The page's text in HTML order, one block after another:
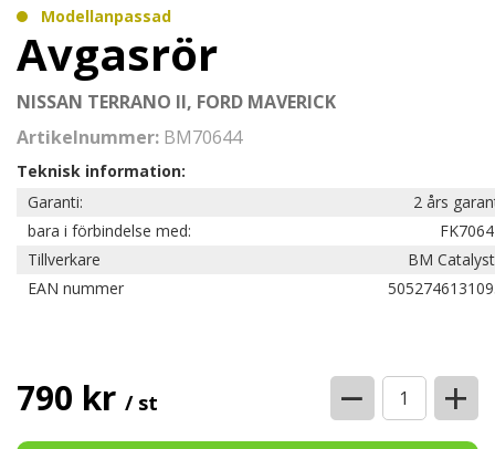
Modellanpassad
Avgasrör
NISSAN TERRANO II, FORD MAVERICK
Artikelnummer: BM70644
Teknisk information:
Garanti:
2 års
bara i förbindelse med:
Tillverkare
BM
EAN nummer
790 kr / st − +